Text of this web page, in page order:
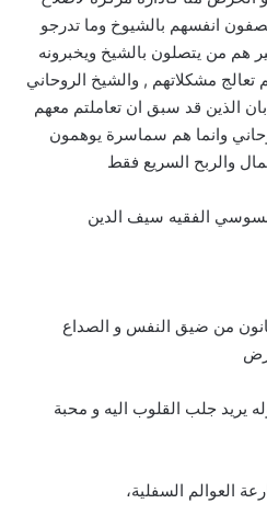
انفسهم بالشيوخ وما تدرجو
هم من يتصلون بالشيخ ويخبرونه
تعالج مشكلاتهم , والشيخ الروحاني
الذين قد سبق ان تعاملتم معهم
وانما هم سماسرة يوهمون
والربح السريع فقط
الفقيه سيف الدين
من ضيق النفس و الصداع
جلب القلوب اليه و محبة
العوالم السفلية،